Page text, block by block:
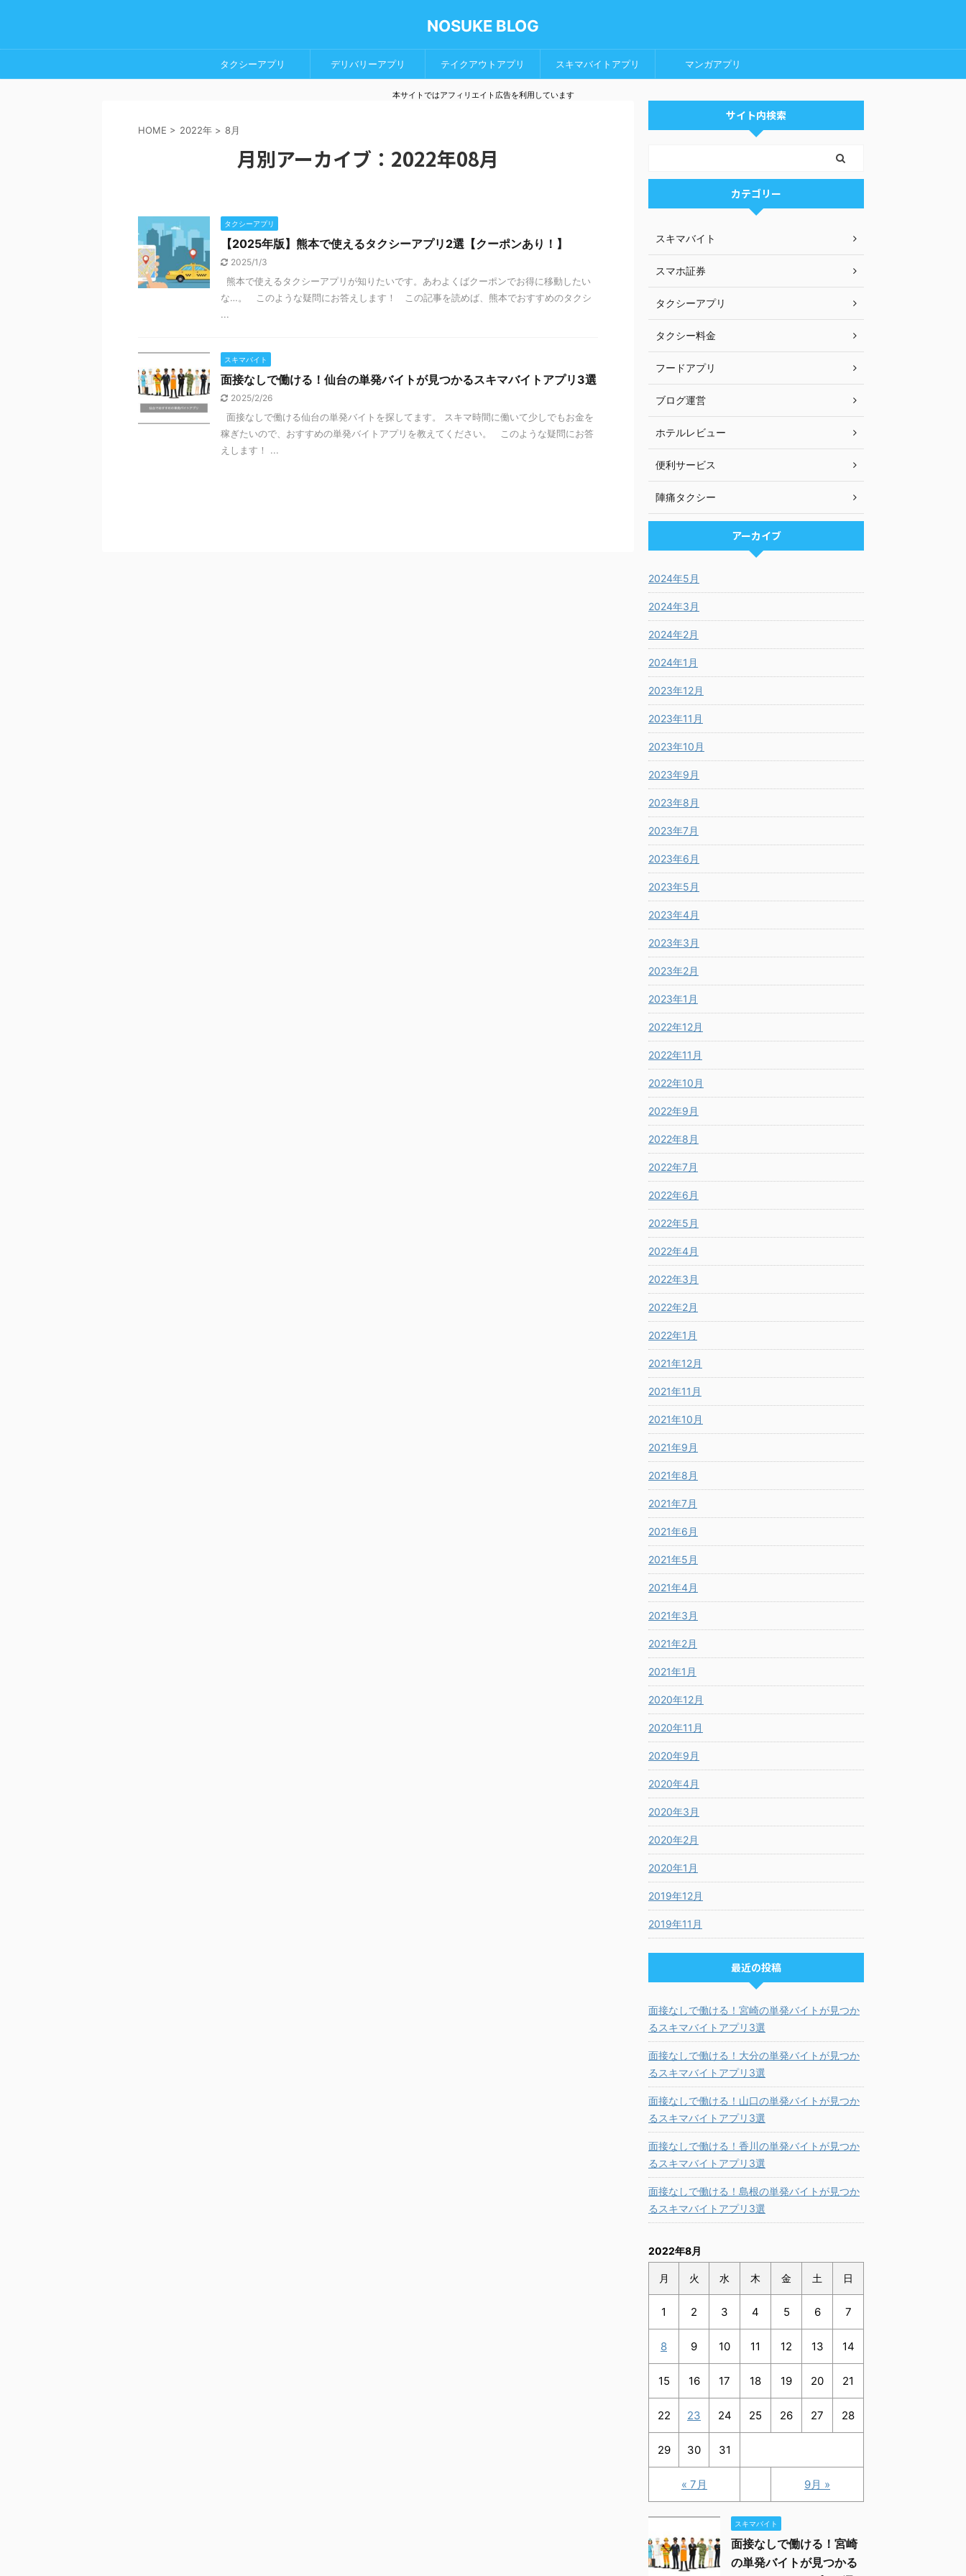
NOSUKE BLOG
タクシーアプリ デリバリーアプリ テイクアウトアプリ スキマバイトアプリ マンガアプリ
本サイトではアフィリエイト広告を利用しています
HOME > 2022年 > 8月
月別アーカイブ：2022年08月
タクシーアプリ
【2025年版】熊本で使えるタクシーアプリ2選【クーポンあり！】
2025/1/3
熊本で使えるタクシーアプリが知りたいです。あわよくばクーポンでお得に移動したい
な…。 このような疑問にお答えします！ この記事を読めば、熊本でおすすめのタクシ
...
スキマバイト
面接なしで働ける！仙台の単発バイトが見つかるスキマバイトアプリ3選
2025/2/26
面接なしで働ける仙台の単発バイトを探してます。 スキマ時間に働いて少しでもお金を
稼ぎたいので、おすすめの単発バイトアプリを教えてください。 このような疑問にお答
えします！ ...
サイト内検索
カテゴリー
スキマバイト
スマホ証券
タクシーアプリ
タクシー料金
フードアプリ
ブログ運営
ホテルレビュー
便利サービス
陣痛タクシー
アーカイブ
2024年5月
2024年3月
2024年2月
2024年1月
2023年12月
2023年11月
2023年10月
2023年9月
2023年8月
2023年7月
2023年6月
2023年5月
2023年4月
2023年3月
2023年2月
2023年1月
2022年12月
2022年11月
2022年10月
2022年9月
2022年8月
2022年7月
2022年6月
2022年5月
2022年4月
2022年3月
2022年2月
2022年1月
2021年12月
2021年11月
2021年10月
2021年9月
2021年8月
2021年7月
2021年6月
2021年5月
2021年4月
2021年3月
2021年2月
2021年1月
2020年12月
2020年11月
2020年9月
2020年4月
2020年3月
2020年2月
2020年1月
2019年12月
2019年11月
最近の投稿
面接なしで働ける！宮崎の単発バイトが見つか
るスキマバイトアプリ3選
面接なしで働ける！大分の単発バイトが見つか
るスキマバイトアプリ3選
面接なしで働ける！山口の単発バイトが見つか
るスキマバイトアプリ3選
面接なしで働ける！香川の単発バイトが見つか
るスキマバイトアプリ3選
面接なしで働ける！島根の単発バイトが見つか
るスキマバイトアプリ3選
2022年8月
月 火 水 木 金 土 日
« 7月 9月 »
1 2 3 4 5 6 7
8 9 10 11 12 13 14
15 16 17 18 19 20 21
22 23 24 25 26 27 28
29 30 31
スキマバイト
面接なしで働ける！宮崎
の単発バイトが見つかる